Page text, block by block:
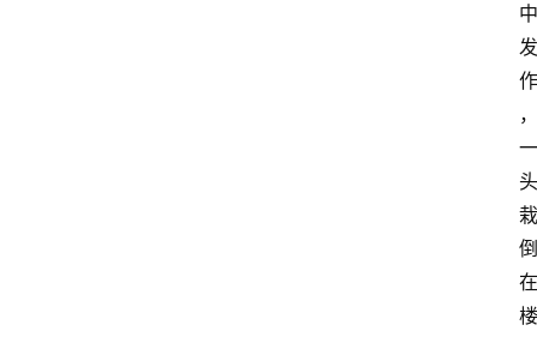
中
发
作
，
一
头
栽
倒
在
楼